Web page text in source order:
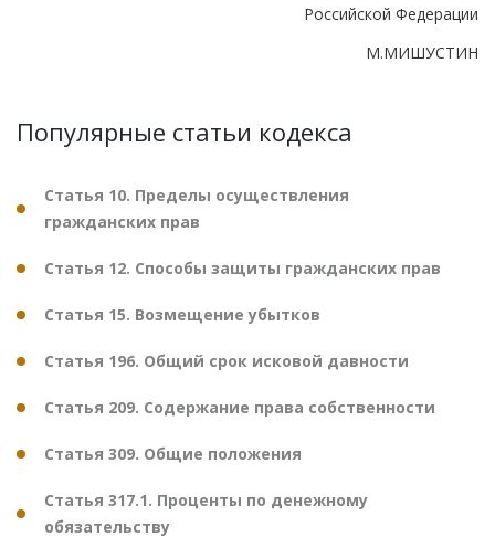
Российской Федерации
М.МИШУСТИН
Популярные статьи кодекса
Статья 10. Пределы осуществления
гражданских прав
Статья 12. Способы защиты гражданских прав
Статья 15. Возмещение убытков
Статья 196. Общий срок исковой давности
Статья 209. Содержание права собственности
Статья 309. Общие положения
Статья 317.1. Проценты по денежному
обязательству